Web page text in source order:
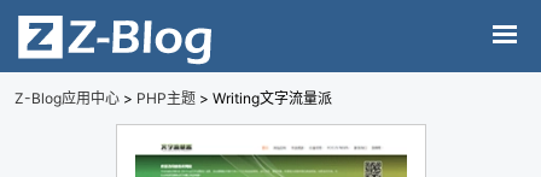
Z-Blog应用中心 > PHP主题 > Writing文字流量派